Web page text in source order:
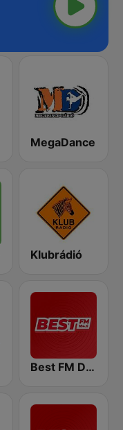
MegaDance
Klubrádió
Best FM Debrecen